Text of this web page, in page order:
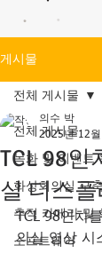
게시물
전체 게시물
녹화 및 이벤트
화상회의실 구
추적 카메라 및
소프트웨어
전체 게시물
TCL 98인
실 디스
의수 박
2025년 12월
TCL 98인치
의실 영상 시